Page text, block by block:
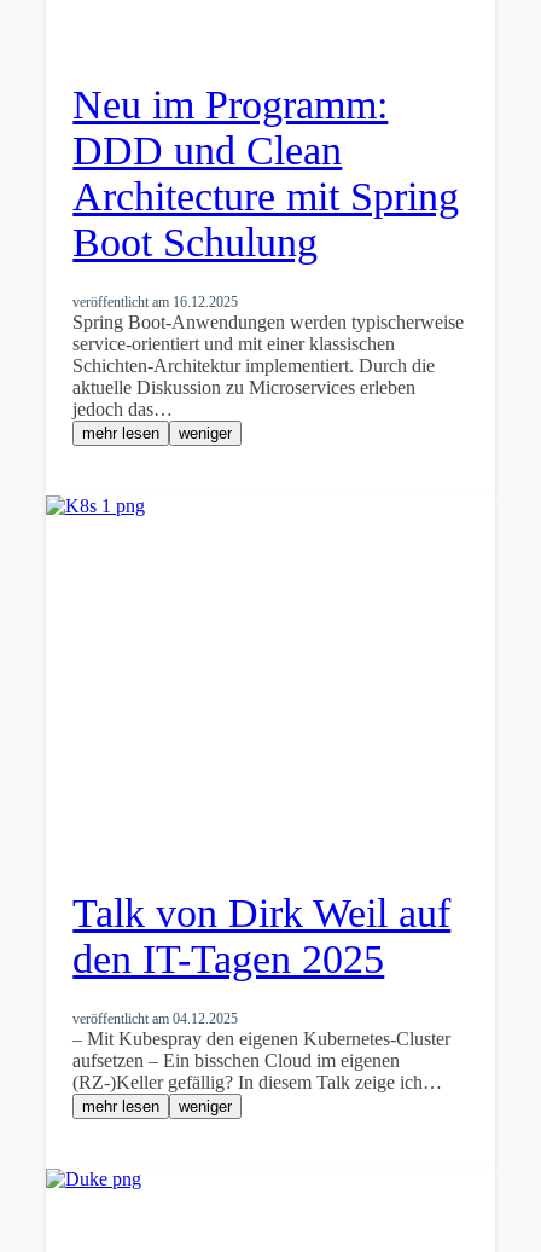
Neu im Programm:
DDD und Clean
Architecture mit Spring
Boot Schulung
veröffentlicht am 16.12.2025
Spring Boot-Anwendungen werden typischerweise
service-orientiert und mit einer klassischen
Schichten-Architektur implementiert. Durch die
aktuelle Diskussion zu Microservices erleben
jedoch das…
mehr lesen weniger
Talk von Dirk Weil auf
den IT-Tagen 2025
veröffentlicht am04.12.2025
– Mit Kubespray den eigenen Kubernetes-Cluster
aufsetzen – Ein bisschen Cloud im eigenen
(RZ-)Keller gefällig? In diesem Talk zeige ich…
mehr lesen weniger